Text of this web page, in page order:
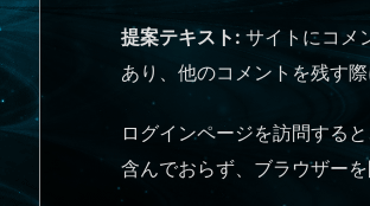
提案テキスト: サイトにコメ
あり、他のコメントを残す
ログインページを訪問する
含んでおらず、ブラウザーを